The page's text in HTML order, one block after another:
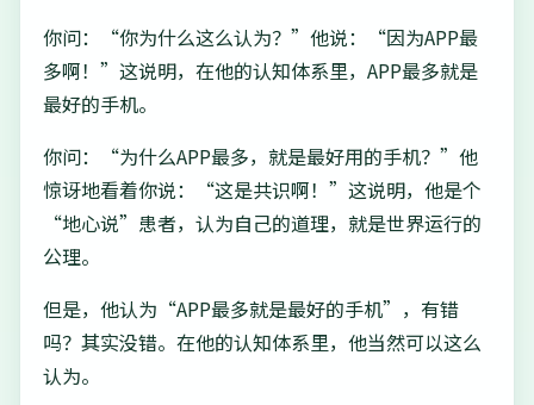
你问：“你为什么这么认为？”他说：“因为APP最
多啊！”这说明，在他的认知体系里，APP最多就是
最好的手机。
你问：“为什么APP最多，就是最好用的手机？”他
惊讶地看着你说：“这是共识啊！”这说明，他是个
“地心说”患者，认为自己的道理，就是世界运行的
公理。
但是，他认为“APP最多就是最好的手机”，有错
吗？其实没错。在他的认知体系里，他当然可以这么
认为。